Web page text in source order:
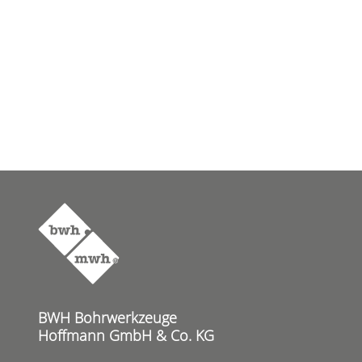
BWH Bohrwerkzeuge
Hoffmann GmbH & Co. KG